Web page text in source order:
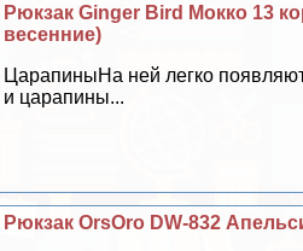
Рюкзак Ginger Bird Мокко 13
весенние)
ЦарапиныНа ней легко
и царапины...
Рюкзак OrsOro DW-832